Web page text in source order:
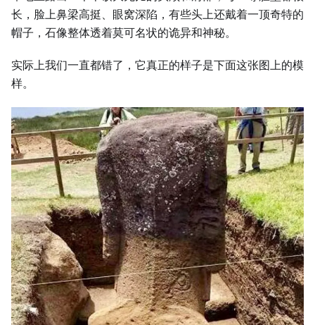
长，脸上鼻梁高挺、眼窝深陷，有些头上还戴着一顶奇特的
帽子，石像整体透着莫可名状的诡异和神秘。
实际上我们一直都错了，它真正的样子是下面这张图上的模
样。